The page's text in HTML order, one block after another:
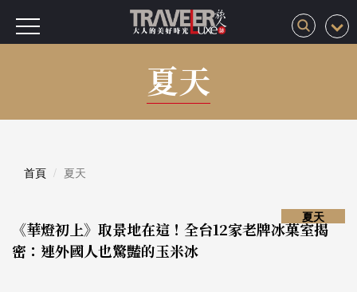
夏天
首頁 夏天
《華燈初上》取景地在這！全台12家老牌冰菓室揭
密：連外國人也驚豔的玉米冰
夏天